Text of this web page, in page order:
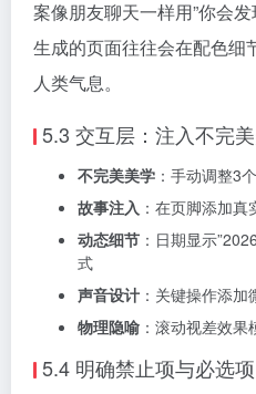
案像朋友聊天一样用”你会
生成的页面往往会在配色细
人类气息。
5.3 交互层：注入不完
不完美美学 ：手动调整3
故事注入 ：在页脚添加
动态细节 ：日期显示
式
声音设计 ：关键操作添加
物理隐喻 ：滚动视差效
5.4 明确禁止项与必选项